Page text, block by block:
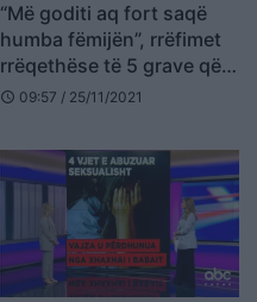
“Më goditi aq fort saqë
humba fëmijën”, rrëfimet
rrëqethëse të 5 grave që i
kanë mbijetuar dhunës
schedule 09:57 / 25/11/2021